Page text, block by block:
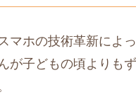
マホの技術革新によ
が子どもの頃よりも